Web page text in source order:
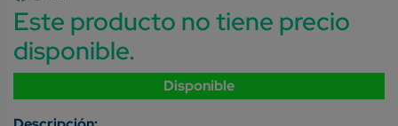
Este producto no tiene precio
disponible.
Disponible